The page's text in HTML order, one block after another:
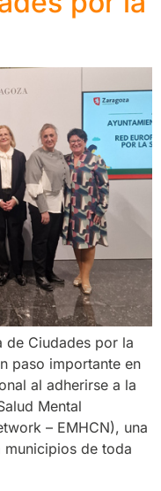
de Ciudades por la
paso importante en
al adherirse a la
Mental
– EMHCN), una
de toda